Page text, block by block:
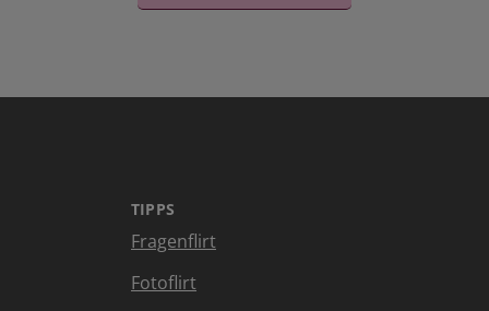
TIPPS
Fragenflirt
Fotoflirt